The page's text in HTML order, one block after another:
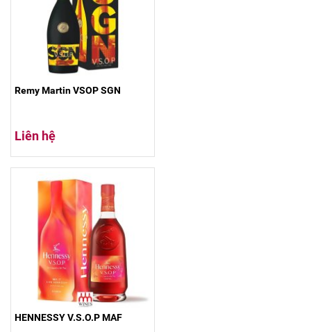
Remy Martin VSOP SGN
Liên hệ
HENNESSY V.S.O.P MAF